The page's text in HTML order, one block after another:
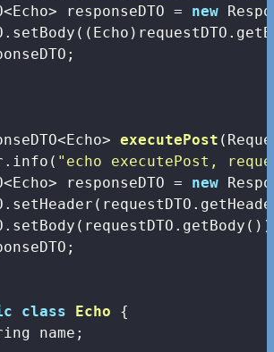
responseDTO =
new
executePost
"echo executePost,
responseDTO =
new
class Echo
{
name;